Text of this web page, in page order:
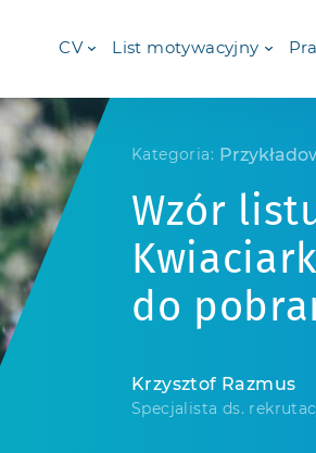
CV List motywacyjny
Kategoria:
Wzór
do
Krzysztof Razmus
Specjalista ds.